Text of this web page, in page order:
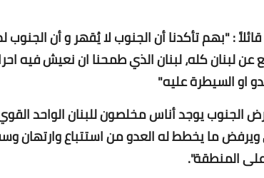
: "بهم تأكدنا أن الجنوب لا يُقهر و أن
لبنان كله، لبنان الذي طمحنا ان نعيش فيه
او السيطرة عليه"
الجنوب يوجد أناس مخلصون للبنان الواحد
ما يخطط له العدو من استتباع وارتهان
المنطقة".